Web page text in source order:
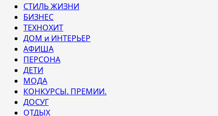
СТИЛЬ ЖИЗНИ
БИЗНЕС
ТЕХНОХИТ
ДОМ и ИНТЕРЬЕР
АФИША
ПЕРСОНА
ДЕТИ
МОДА
КОНКУРСЫ. ПРЕМИИ.
ДОСУГ
ОТДЫХ